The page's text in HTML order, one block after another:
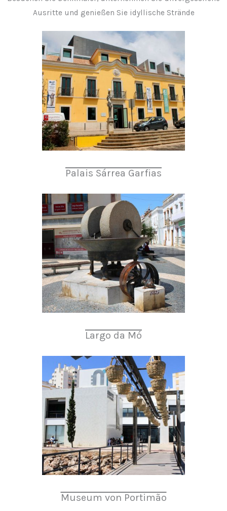
Ausritte und genießen Sie idyllische Strände
Palais Sárrea Garfias
Largo da Mó
Museum von Portimão